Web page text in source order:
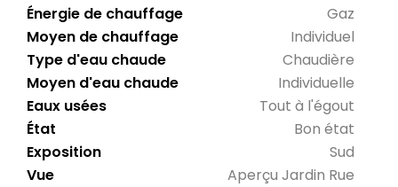
Énergie de chauffage
Gaz
Moyen de chauffage
Individuel
Type d'eau chaude
Chaudière
Moyen d'eau chaude
Individuelle
Eaux usées
Tout à l'égout
État
Bon état
Exposition
Sud
Vue
Aperçu Jardin Rue